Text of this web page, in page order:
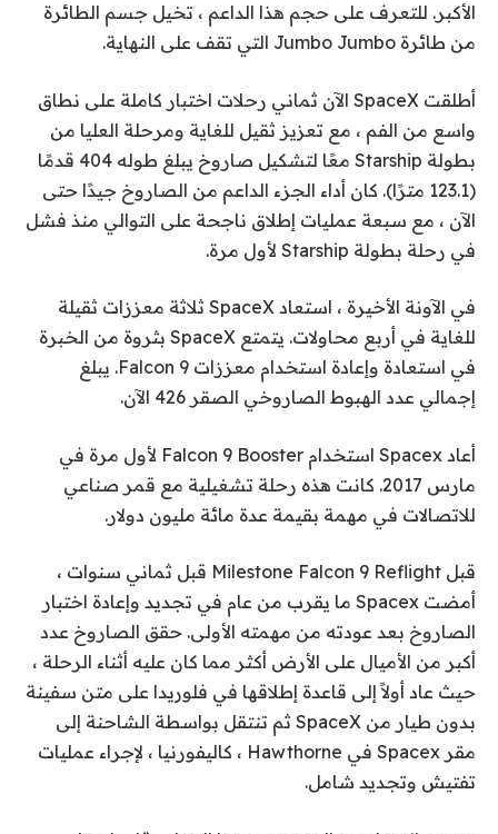
الأكبر. للتعرف على حجم هذا الداعم ، تخيل جسم الطائرة
من طائرة Jumbo Jumbo التي تقف على النهاية.
أطلقت SpaceX الآن ثماني رحلات اختبار كاملة على نطاق
واسع من الفم ، مع تعزيز ثقيل للغاية ومرحلة العليا من
بطولة Starship معًا لتشكيل صاروخ يبلغ طوله 404 قدمًا
(123.1 مترًا). كان أداء الجزء الداعم من الصاروخ جيدًا حتى
الآن ، مع سبعة عمليات إطلاق ناجحة على التوالي منذ فشل
في رحلة بطولة Starship لأول مرة.
في الآونة الأخيرة ، استعاد SpaceX ثلاثة معززات ثقيلة
للغاية في أربع محاولات. يتمتع SpaceX بثروة من الخبرة
في استعادة وإعادة استخدام معززات Falcon 9. يبلغ
إجمالي عدد الهبوط الصاروخي الصقر 426 الآن.
أعاد Spacex استخدام Falcon 9 Booster لأول مرة في
مارس 2017. كانت هذه رحلة تشغيلية مع قمر صناعي
للاتصالات في مهمة بقيمة عدة مائة مليون دولار.
قبل Milestone Falcon 9 Reflight قبل ثماني سنوات ،
أمضت Spacex ما يقرب من عام في تجديد وإعادة اختبار
الصاروخ بعد عودته من مهمته الأولى. حقق الصاروخ عدد
أكبر من الأميال على الأرض أكثر مما كان عليه أثناء الرحلة ،
حيث عاد أولاً إلى قاعدة إطلاقها في فلوريدا على متن سفينة
بدون طيار من SpaceX ثم تنتقل بواسطة الشاحنة إلى
مقر Spacex في Hawthorne ، كاليفورنيا ، لإجراء عمليات
تفتيش وتجديد شامل.